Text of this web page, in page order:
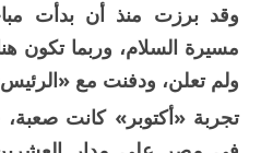
وقد برزت منذ أن بدأت
مسيرة السلام، وربما تكون
ولم تعلن، ودفنت مع «الرئيس»
تجربة «أكتوبر» كانت